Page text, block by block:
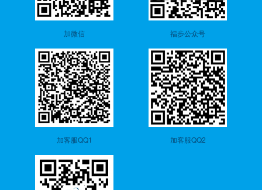
加微信 福步公众号
加客服QQ1 加客服QQ2